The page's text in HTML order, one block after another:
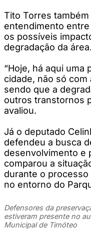
Tito Torres
entendimento
os possíveis
degradação da área.
“Hoje, há aqui uma
cidade, não só com
sendo que a
outros transtornos
avaliou.
Já o deputado
defendeu a busca
desenvolvimento e
comparou a
durante o processo
no entorno do
Defensores da
estiveram presente no
Municipal de Timóteo